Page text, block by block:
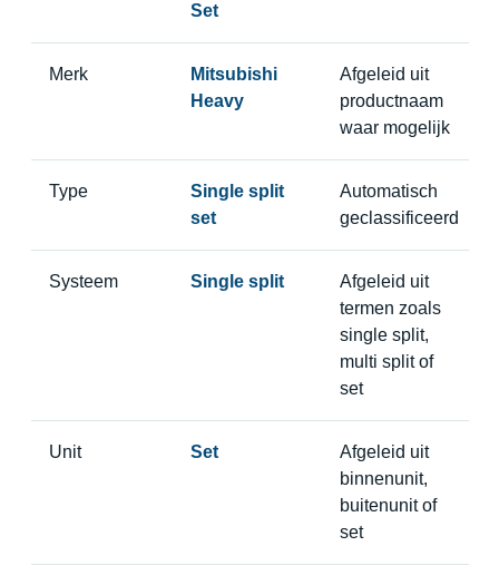
Set
Merk
Mitsubishi
Heavy
Afgeleid uit
productnaam
waar mogelijk
Type
Single split
set
Automatisch
geclassificeerd
Systeem Single split
Afgeleid uit
termen zoals
single split,
multi split of
set
Unit Set
Afgeleid uit
binnenunit,
buitenunit of
set